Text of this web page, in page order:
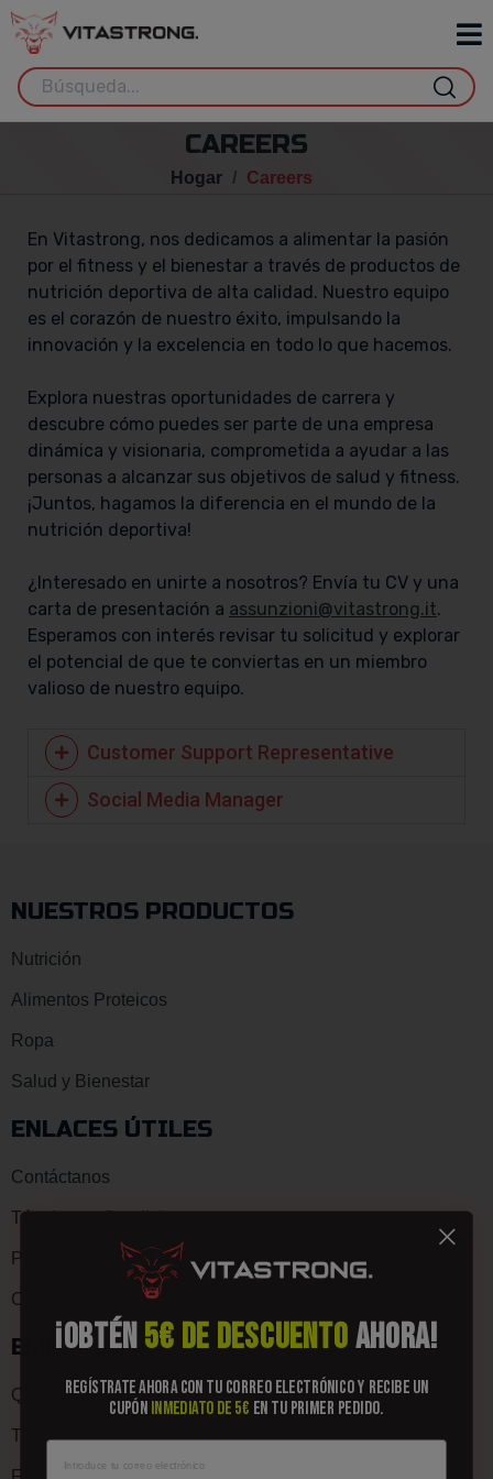
CAREERS
Hogar Careers
En Vitastrong, nos dedicamos a alimentar la pasión
por el fitness y el bienestar a través de productos de
nutrición deportiva de alta calidad. Nuestro equipo
es el corazón de nuestro éxito, impulsando la
innovación y la excelencia en todo lo que hacemos.
Explora nuestras oportunidades de carrera y
descubre cómo puedes ser parte de una empresa
dinámica y visionaria, comprometida a ayudar a las
personas a alcanzar sus objetivos de salud y fitness.
¡Juntos, hagamos la diferencia en el mundo de la
nutrición deportiva!
¿Interesado en unirte a nosotros? Envía tu CV y una
carta de presentación a assunzioni@vitastrong.it.
Esperamos con interés revisar tu solicitud y explorar
el potencial de que te conviertas en un miembro
valioso de nuestro equipo.
Customer Support Representative
Social Media Manager
NUESTROS PRODUCTOS
Nutrición
Alimentos Proteicos
Ropa
Salud y Bienestar
ENLACES ÚTILES
Contáctanos
Términos y Condiciones
Privacy Policy
Cookie Policy
EMPRESA
Quiénes Somos
Trabaja con nosotros - Carreras
¡OBTÉN5€ DE DESCUENTOAHORA!
Regístrate ahora con tu correo electrónico y recibe un
cupón inmediato de 5€ en tu primer pedido.